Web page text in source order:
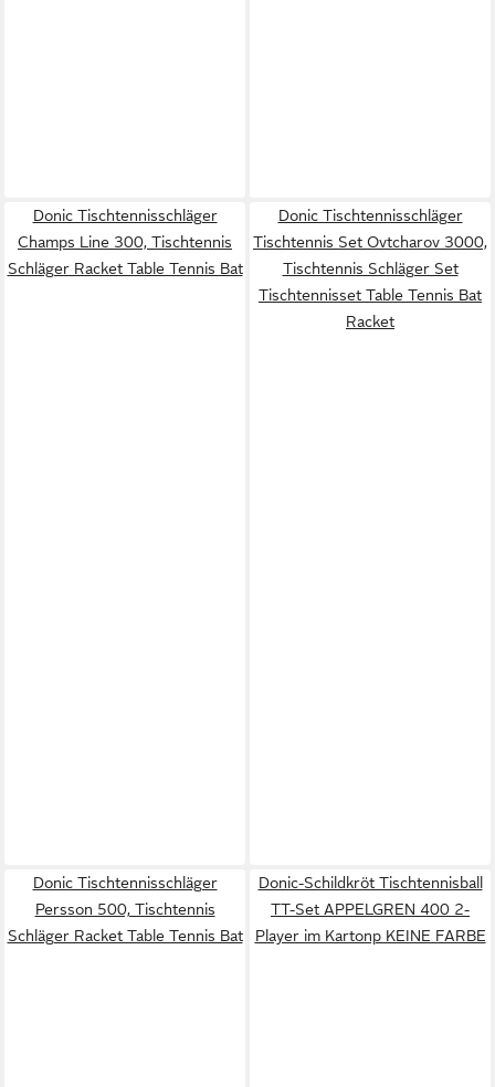
Donic Tischtennisschläger
Champs Line 300, Tischtennis
Schläger Racket Table Tennis Bat
Donic Tischtennisschläger
Tischtennis Set Ovtcharov 3000,
Tischtennis Schläger Set
Tischtennisset Table Tennis Bat
Racket
Donic Tischtennisschläger
Persson 500, Tischtennis
Schläger Racket Table Tennis Bat
Donic-Schildkröt Tischtennisball
TT-Set APPELGREN 400 2-
Player im Kartonp KEINE FARBE